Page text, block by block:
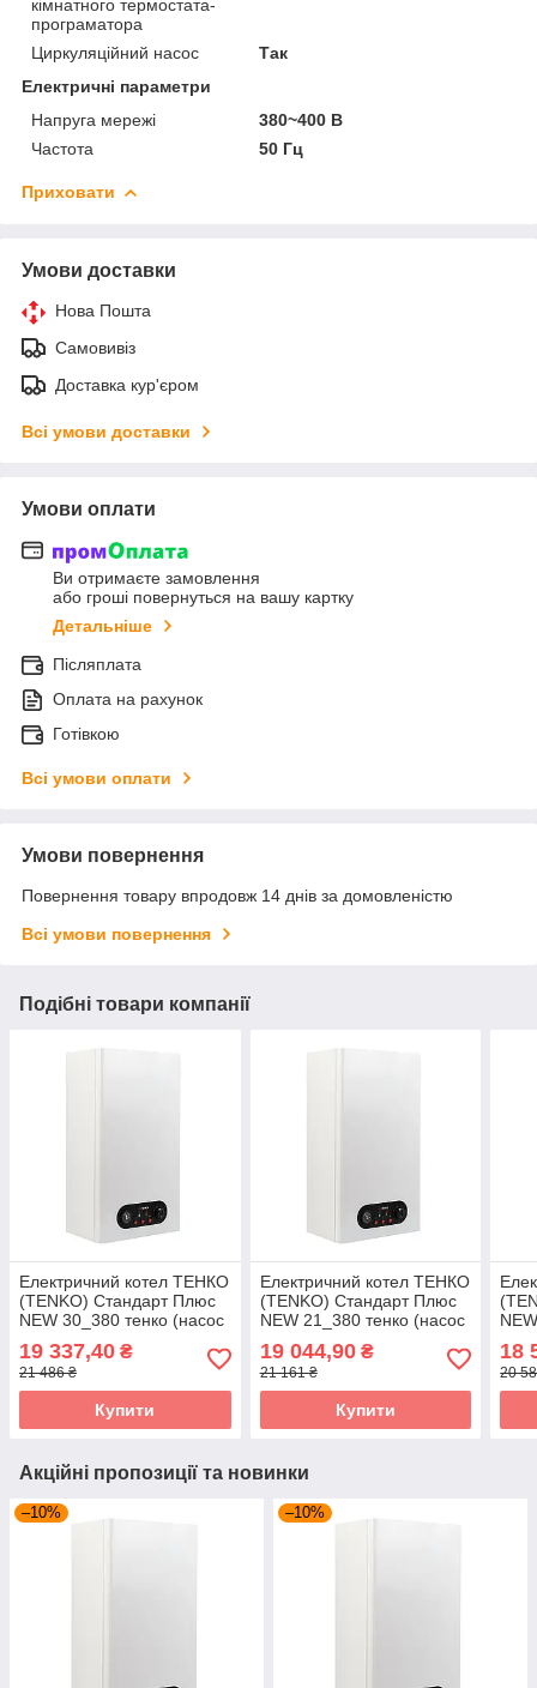
кімнатного термостата-
програматора
Циркуляційний насос
Так
Електричні параметри
Напруга мережі
380~400 В
Частота
50 Гц
Приховати
Умови доставки
Нова Пошта
Самовивіз
Доставка кур'єром
Всі умови доставки
Умови оплати
Ви отримаєте замовлення
або гроші повернуться на вашу картку
Детальніше
Післяплата
Оплата на рахунок
Готівкою
Всі умови оплати
Умови повернення
Повернення товару впродовж 14 днів за домовленістю
Всі умови повернення
Подібні товари компанії
Електричний котел ТЕНКО
(TENKO) Стандарт Плюс
NEW 30_380 тенко (насос
безпеки)
19 337,40 ₴
21 486 ₴
Купити
Електричний котел ТЕНКО
(TENKO) Стандарт Плюс
NEW 21_380 тенко (насос
безпеки)
19 044,90₴
21 161 ₴
Купити
18
20
Акційні пропозиції та новинки
–10% –10%